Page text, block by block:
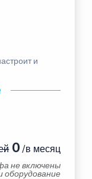
и
0 /в месяц
не включены
оборудование